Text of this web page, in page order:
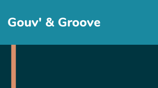
Gouv' & Groove